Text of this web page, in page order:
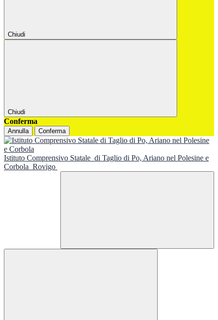
Chiudi
Chiudi
Conferma
Annulla Conferma
Istituto Comprensivo Statale di Taglio di Po, Ariano nel Polesine e
Corbola Rovigo